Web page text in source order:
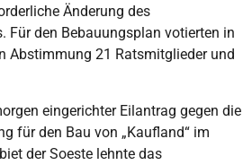
Änderung des
Für den Bebauungsplan votierten in
Abstimmung 21 Ratsmitglieder und
eingerichter Eilantrag gegen die
für den Bau von „Kaufland“ im
der Soeste lehnte das